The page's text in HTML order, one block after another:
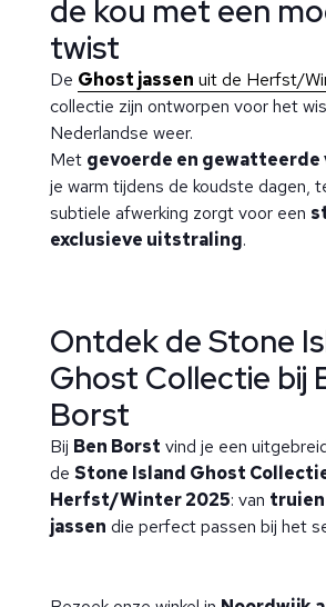
de kou met een
twist
De Ghost jassen uit de Herfst/
collectie zijn ontworpen voor het
Nederlandse weer.
Met gevoerde en gewatteerde
je warm tijdens de koudste dagen,
subtiele afwerking zorgt voor een
exclusieve uitstraling.
Ontdek de Stone
Ghost Collectie bij
Borst
Bij Ben Borst vind je een
de Stone Island Ghost
Herfst/Winter 2025: van
jassen die perfect passen bij het